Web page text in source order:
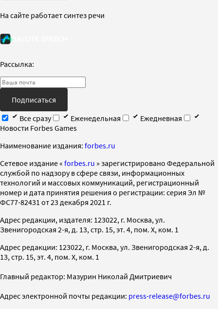
На сайте работает синтез речи
Рассылка:
Подписаться
Все сразу
Еженедельная
Ежедневная
Новости Forbes Games
Наименование издания: forbes.ru
Cетевое издание « forbes.ru » зарегистрировано Федеральной
службой по надзору в сфере связи, информационных
технологий и массовых коммуникаций, регистрационный
номер и дата принятия решения о регистрации: серия Эл №
ФС77-82431 от 23 декабря 2021 г.
Адрес редакции, издателя: 123022, г. Москва, ул.
Звенигородская 2-я, д. 13, стр. 15, эт. 4, пом. X, ком. 1
Адрес редакции: 123022, г. Москва, ул. Звенигородская 2-я, д.
13, стр. 15, эт. 4, пом. X, ком. 1
Главный редактор: Мазурин Николай Дмитриевич
Адрес электронной почты редакции: press-release@forbes.ru